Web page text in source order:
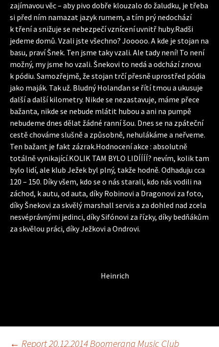
zajímavou věc – aby pivo dobře klouzalo do žaludku, je třeba
si před ním namazat jazyk rumem, a tím prý nedochází
k tření a snižuje se nebezpečí vznícení uvnitř huby.Radši
jedeme domů. Vzali jste všechno? Jooooo. A kde je stojan na
basu, praví Šnek. Ten jsme taky vzali. Ale tady není! To není
možný, my jsme ho vzali. Šnekovi to nedá a odchází znovu
k pódiu. Samozřejmě, že stojan trčí přesně uprostřed pódia
jako maják. Tak už. Bludný Holanďan se řítí tmou a ukusuje
další a další kilometry. Nikde se nezastavuje, máme přece
bažanta, nikde se nebude mlátit hubou a ani na pumpě
nebudeme dnes dělat žádné ranní šou. Dnes se na zpáteční
cestě chováme slušně a způsobně, nehulákáme a neřveme.
Ten bažant je fakt zázrak.Hodnocení akce : absolutně
totálně vynikající.KOLIK TAM BYLO LIDÍÍÍÍ? nevím, kolik tam
bylo lidí, ale klub Ježek byl plný, takže hodně. Odhaduju cca
120 – 150. Díky všem, kdo se o nás starali, kdo nás vodili na
záchod, k autu, od auta, díky Robinovi a Dragonovi za foto,
díky Šnekovi za skvělý marshall servis a za dohled nad zcela
nesvéprávnými jedinci, díky Sifónovi za řízky, díky bedňákům
za skvělou práci, díky Ježkovi a Ondrovi.
Heinrich
← Report 20.12.2014 Boomerang Music Club